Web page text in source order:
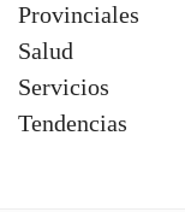
Provinciales
Salud
Servicios
Tendencias